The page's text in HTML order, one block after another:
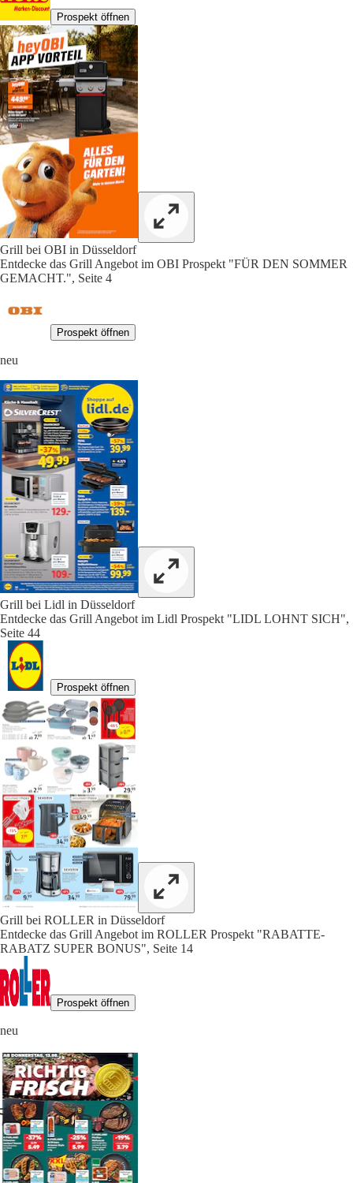
Prospekt öffnen
Grill bei OBI in Düsseldorf
Entdecke das Grill Angebot im OBI Prospekt "FÜR DEN SOMMER
GEMACHT.", Seite 4
Prospekt öffnen
neu
Grill bei Lidl in Düsseldorf
Entdecke das Grill Angebot im Lidl Prospekt "LIDL LOHNT SICH",
Seite 44
Prospekt öffnen
Grill bei ROLLER in Düsseldorf
Entdecke das Grill Angebot im ROLLER Prospekt "RABATTE-
RABATZ SUPER BONUS", Seite 14
Prospekt öffnen
neu